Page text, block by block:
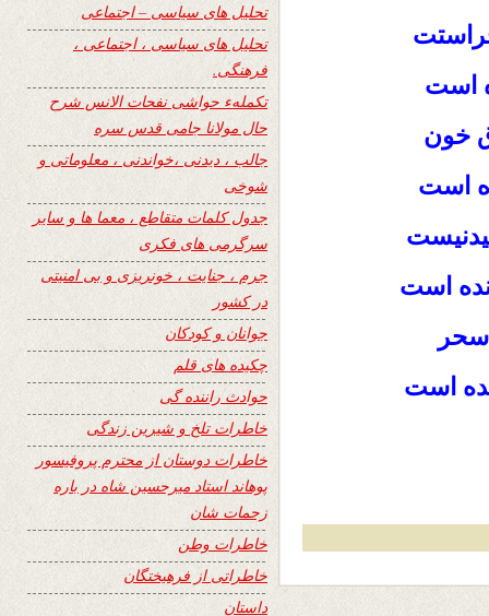
است
خون
است
است
سحر
است
تحلیل های سیاسی – اجتماعی
تحلیل های سیاسی ، اجتماعی ،
فرهنگی.
تکملهء حواشی نفحات الانس شرح
حال مولانا جامی قدس سره
جالب ، دیدنی ،خواندنی ، معلوماتی و
شوخی
جدول کلمات متقاطع ، معما ها و سایر
سرگرمی های فکری
جرم ، جنایت ، خونریزی و بی امنیتی
در کشور
جوانان و کودکان
چکیده های قلم
حوادث راننده گی
خاطرات تلخ و شیرین زندگی
خاطرات دوستان از محترم پروفیسور
پوهاند استاد میرحسین شاه در باره
زحمات شان
خاطرات وطن
خاطراتی از فرهیختگان
داستان